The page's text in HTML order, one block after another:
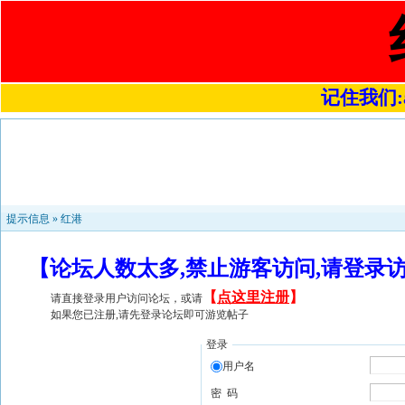
记住我们
提示信息 » 红港
【论坛人数太多,禁止游客访问,请登
请直接登录用户访问论坛，或请 【 点这里注册】
如果您已注册,请先登录论坛即可游览帖子
登录
用户名
密 码